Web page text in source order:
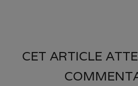
CET ARTICLE